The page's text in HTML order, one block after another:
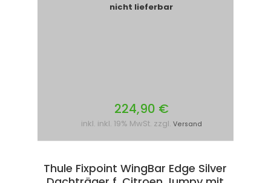
nicht lieferbar
224,90 €
inkl. inkl. 19% MwSt. zzgl. Versand
Thule Fixpoint WingBar Edge Silver